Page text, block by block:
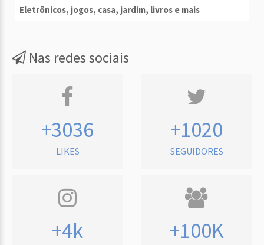
Eletrônicos, jogos, casa, jardim, livros e mais
Nas redes sociais
+3036
LIKES
+1020
SEGUIDORES
+4k +100K